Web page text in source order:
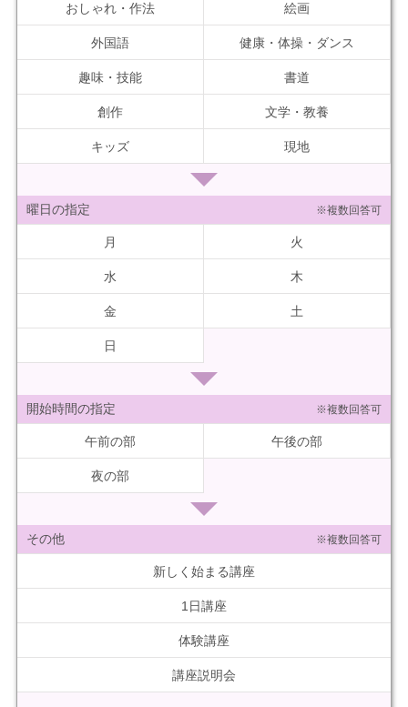
おしゃれ・作法 絵画
外国語 健康・体操・ダンス
趣味・技能 書道
創作 文学・教養
キッズ 現地
曜日の指定 ※複数回答可
月 火
水 木
金 土
日
開始時間の指定 ※複数回答可
午前の部 午後の部
夜の部
その他 ※複数回答可
新しく始まる講座
1日講座
体験講座
講座説明会